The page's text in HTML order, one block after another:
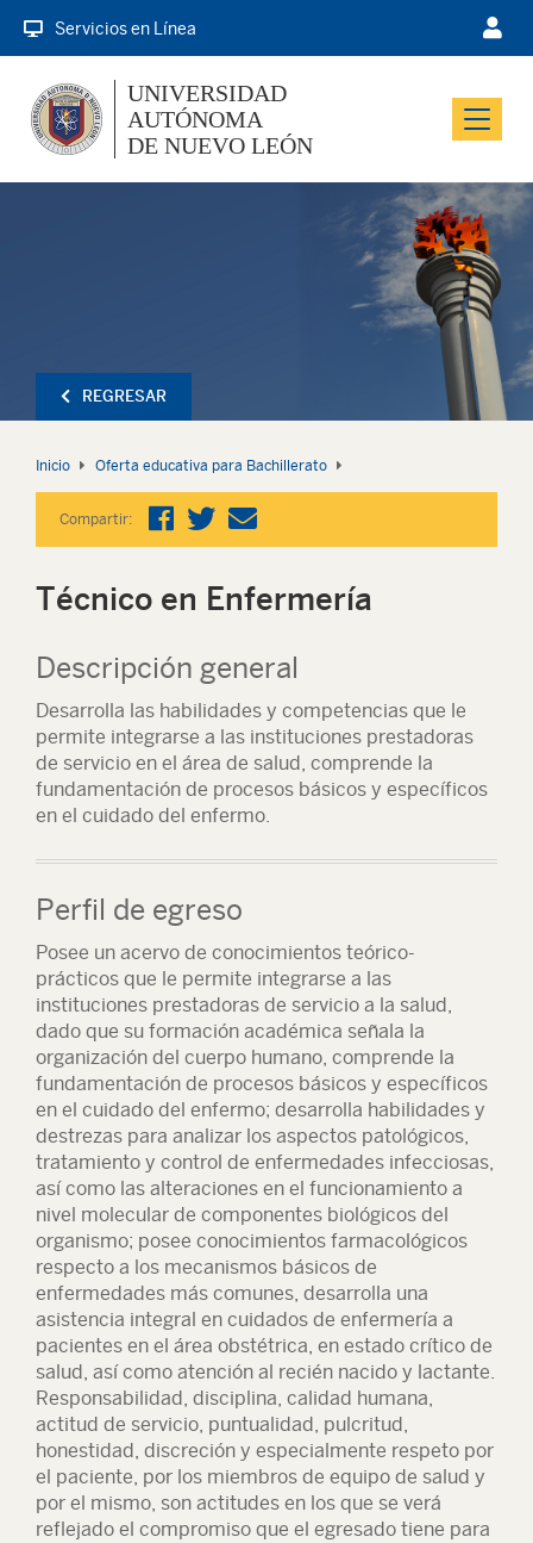
Servicios en Línea
Menu
UNIVERSIDAD
AUTÓNOMA
DE NUEVO LEÓN
REGRESAR
Inicio Oferta educativa para Bachillerato
Compartir:
Técnico en Enfermería
Descripción general
Desarrolla las habilidades y competencias que le
permite integrarse a las instituciones prestadoras
de servicio en el área de salud, comprende la
fundamentación de procesos básicos y específicos
en el cuidado del enfermo.
Perfil de egreso
Posee un acervo de conocimientos teórico-
prácticos que le permite integrarse a las
instituciones prestadoras de servicio a la salud,
dado que su formación académica señala la
organización del cuerpo humano, comprende la
fundamentación de procesos básicos y específicos
en el cuidado del enfermo; desarrolla habilidades y
destrezas para analizar los aspectos patológicos,
tratamiento y control de enfermedades infecciosas,
así como las alteraciones en el funcionamiento a
nivel molecular de componentes biológicos del
organismo; posee conocimientos farmacológicos
respecto a los mecanismos básicos de
enfermedades más comunes, desarrolla una
asistencia integral en cuidados de enfermería a
pacientes en el área obstétrica, en estado crítico de
salud, así como atención al recién nacido y lactante.
Responsabilidad, disciplina, calidad humana,
actitud de servicio, puntualidad, pulcritud,
honestidad, discreción y especialmente respeto por
el paciente, por los miembros de equipo de salud y
por el mismo, son actitudes en los que se verá
reflejado el compromiso que el egresado tiene para